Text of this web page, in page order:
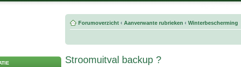
Forumoverzicht ‹ Aanverwante rubrieken ‹ Winterbescherming
Stroomuitval backup ?